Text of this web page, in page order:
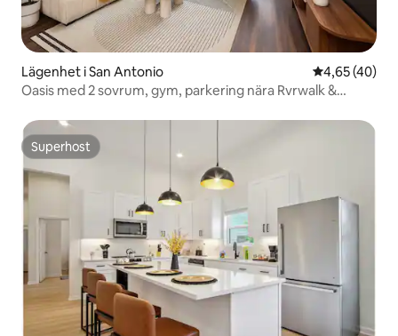
Lägenhet i San Antonio 4,65 av 5 i
4,65 (40)
Oasis med 2 sovrum, gym, parkering nära Rvrwalk &
Superhost
Superhost